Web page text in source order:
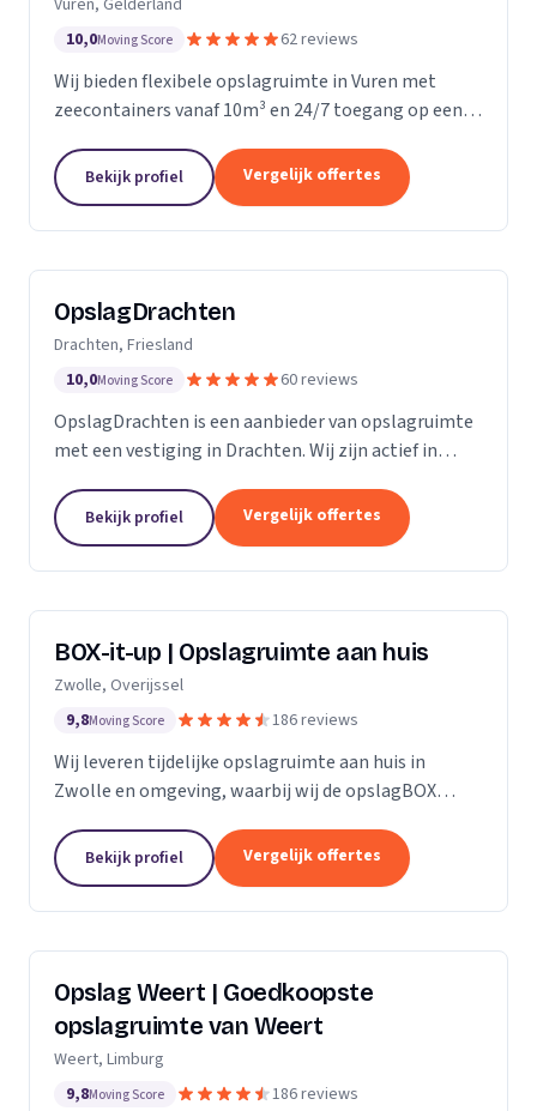
10,0Moving Score 62 reviews
Wij bieden flexibele opslagruimte in Vuren met
zeecontainers vanaf 10m³ en 24/7 toegang op een
Bekijk profiel Vergelijk offertes
OpslagDrachten
Drachten, Friesland
10,0Moving Score 60 reviews
OpslagDrachten is een aanbieder van opslagruimte
met een vestiging in Drachten. Wij zijn actief in
op een 5.
Bekijk profiel Vergelijk offertes
BOX-it-up | Opslagruimte aan huis
Zwolle, Overijssel
9,8Moving Score 186 reviews
Wij leveren tijdelijke opslagruimte aan huis in
Zwolle en omgeving, waarbij wij de opslagBOX
Bekijk profiel Vergelijk offertes
Opslag Weert | Goedkoopste
opslagruimte van Weert
Weert, Limburg
9,8Moving Score 186 reviews